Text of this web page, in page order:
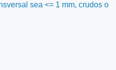
sea <= 1 mm, crudos o